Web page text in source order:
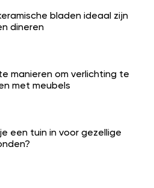
bladen ideaal zijn
dineren
manieren om verlichting te
met meubels
een tuin in voor gezellige